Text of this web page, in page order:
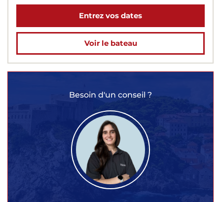
Entrez vos dates
Voir le bateau
Besoin d'un conseil ?